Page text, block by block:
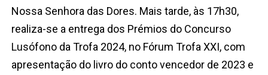
Nossa Senhora das Dores. Mais tarde, às 17h30,
realiza-se a entrega dos Prémios do Concurso
Lusófono da Trofa 2024, no Fórum Trofa XXI, com
apresentação do livro do conto vencedor de 2023 e